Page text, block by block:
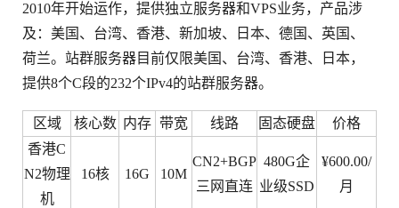
2010年开始运作，提供独立服务器和VPS业务，产品涉
及：美国、台湾、香港、新加坡、日本、德国、英国、
荷兰。站群服务器目前仅限美国、台湾、香港、日本，
提供8个C段的232个IPv4的站群服务器。
区域 核心数 内存 带宽 线路 固态硬盘
价格
香港C
N2物理
机
16核 16G 10M
CN2+BGP
三网直连
480G企
业级SSD
¥600.00/
月